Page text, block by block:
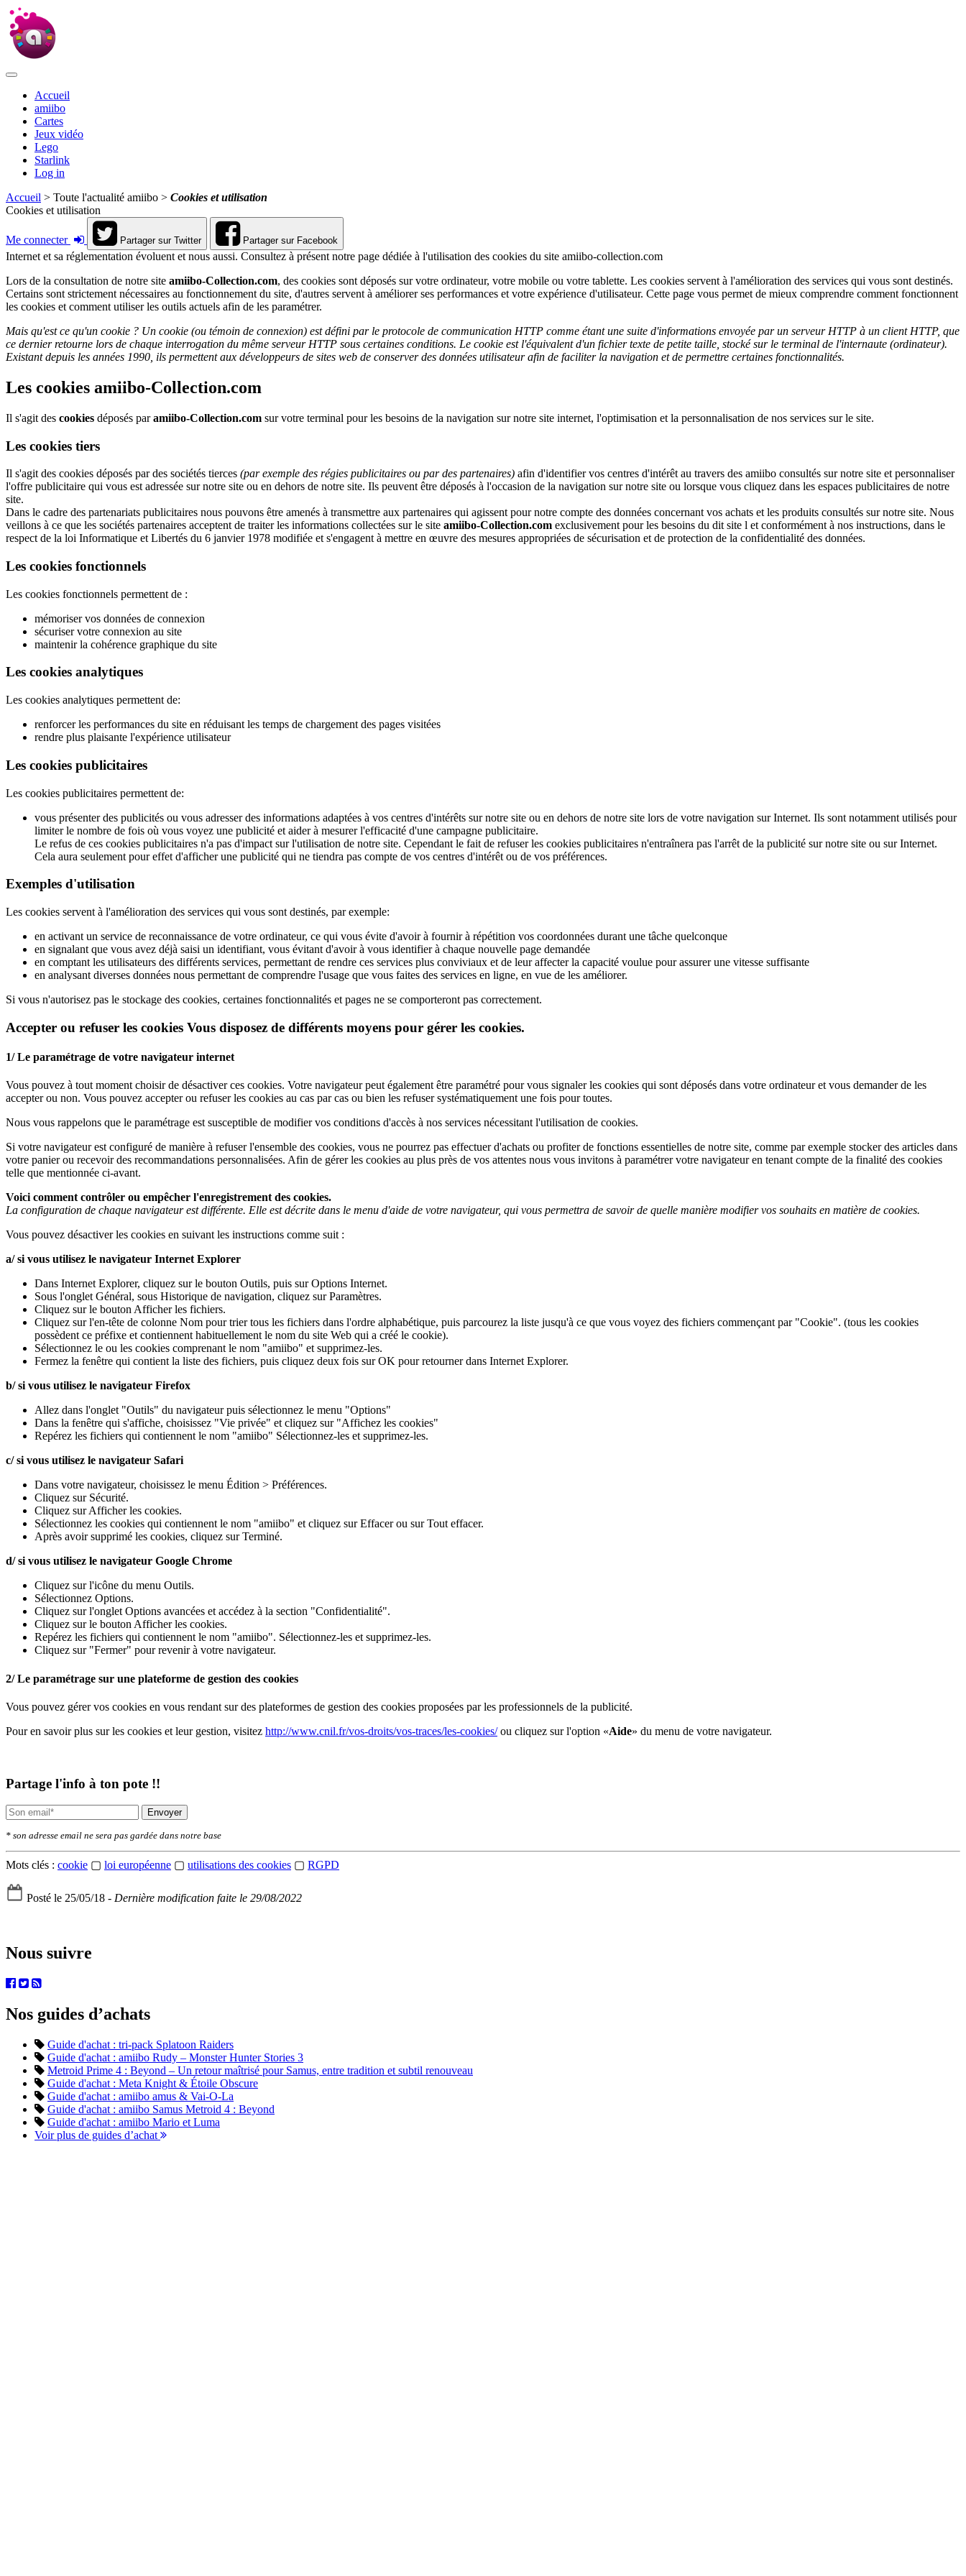
Accueil
amiibo
Cartes
Jeux vidéo
Lego
Starlink
Log in
Accueil > Toute l'actualité amiibo > Cookies et utilisation
Cookies et utilisation
Me connecter Partager sur Twitter Partager sur Facebook
Internet et sa réglementation évoluent et nous aussi. Consultez à présent notre page dédiée à l'utilisation des cookies du site amiibo-collection.com
Lors de la consultation de notre site amiibo-Collection.com, des cookies sont déposés sur votre ordinateur, votre mobile ou votre tablette. Les cookies servent à l'amélioration des services qui vous sont destinés.
Certains sont strictement nécessaires au fonctionnement du site, d'autres servent à améliorer ses performances et votre expérience d'utilisateur. Cette page vous permet de mieux comprendre comment fonctionnent
les cookies et comment utiliser les outils actuels afin de les paramétrer.
Mais qu'est ce qu'un cookie ? Un cookie (ou témoin de connexion) est défini par le protocole de communication HTTP comme étant une suite d'informations envoyée par un serveur HTTP à un client HTTP, que
ce dernier retourne lors de chaque interrogation du même serveur HTTP sous certaines conditions. Le cookie est l'équivalent d'un fichier texte de petite taille, stocké sur le terminal de l'internaute (ordinateur).
Existant depuis les années 1990, ils permettent aux développeurs de sites web de conserver des données utilisateur afin de faciliter la navigation et de permettre certaines fonctionnalités.
Les cookies amiibo-Collection.com
Il s'agit des cookies déposés paramiibo-Collection.com sur votre terminal pour les besoins de la navigation sur notre site internet, l'optimisation et la personnalisation de nos services sur le site.
Les cookies tiers
Il s'agit des cookies déposés par des sociétés tierces (par exemple des régies publicitaires ou par des partenaires) afin d'identifier vos centres d'intérêt au travers des amiibo consultés sur notre site et personnaliser
l'offre publicitaire qui vous est adressée sur notre site ou en dehors de notre site. Ils peuvent être déposés à l'occasion de la navigation sur notre site ou lorsque vous cliquez dans les espaces publicitaires de notre
site.
Dans le cadre des partenariats publicitaires nous pouvons être amenés à transmettre aux partenaires qui agissent pour notre compte des données concernant vos achats et les produits consultés sur notre site. Nous
veillons à ce que les sociétés partenaires acceptent de traiter les informations collectées sur le site amiibo-Collection.com exclusivement pour les besoins du dit site l et conformément à nos instructions, dans le
respect de la loi Informatique et Libertés du 6 janvier 1978 modifiée et s'engagent à mettre en œuvre des mesures appropriées de sécurisation et de protection de la confidentialité des données.
Les cookies fonctionnels
Les cookies fonctionnels permettent de :
mémoriser vos données de connexion
sécuriser votre connexion au site
maintenir la cohérence graphique du site
Les cookies analytiques
Les cookies analytiques permettent de:
renforcer les performances du site en réduisant les temps de chargement des pages visitées
rendre plus plaisante l'expérience utilisateur
Les cookies publicitaires
Les cookies publicitaires permettent de:
vous présenter des publicités ou vous adresser des informations adaptées à vos centres d'intérêts sur notre site ou en dehors de notre site lors de votre navigation sur Internet. Ils sont notamment utilisés pour
limiter le nombre de fois où vous voyez une publicité et aider à mesurer l'efficacité d'une campagne publicitaire.
Le refus de ces cookies publicitaires n'a pas d'impact sur l'utilisation de notre site. Cependant le fait de refuser les cookies publicitaires n'entraînera pas l'arrêt de la publicité sur notre site ou sur Internet.
Cela aura seulement pour effet d'afficher une publicité qui ne tiendra pas compte de vos centres d'intérêt ou de vos préférences.
Exemples d'utilisation
Les cookies servent à l'amélioration des services qui vous sont destinés, par exemple:
en activant un service de reconnaissance de votre ordinateur, ce qui vous évite d'avoir à fournir à répétition vos coordonnées durant une tâche quelconque
en signalant que vous avez déjà saisi un identifiant, vous évitant d'avoir à vous identifier à chaque nouvelle page demandée
en comptant les utilisateurs des différents services, permettant de rendre ces services plus conviviaux et de leur affecter la capacité voulue pour assurer une vitesse suffisante
en analysant diverses données nous permettant de comprendre l'usage que vous faites des services en ligne, en vue de les améliorer.
Si vous n'autorisez pas le stockage des cookies, certaines fonctionnalités et pages ne se comporteront pas correctement.
Accepter ou refuser les cookies Vous disposez de différents moyens pour gérer les cookies.
1/ Le paramétrage de votre navigateur internet
Vous pouvez à tout moment choisir de désactiver ces cookies. Votre navigateur peut également être paramétré pour vous signaler les cookies qui sont déposés dans votre ordinateur et vous demander de les
accepter ou non. Vous pouvez accepter ou refuser les cookies au cas par cas ou bien les refuser systématiquement une fois pour toutes.
Nous vous rappelons que le paramétrage est susceptible de modifier vos conditions d'accès à nos services nécessitant l'utilisation de cookies.
Si votre navigateur est configuré de manière à refuser l'ensemble des cookies, vous ne pourrez pas effectuer d'achats ou profiter de fonctions essentielles de notre site, comme par exemple stocker des articles dans
votre panier ou recevoir des recommandations personnalisées. Afin de gérer les cookies au plus près de vos attentes nous vous invitons à paramétrer votre navigateur en tenant compte de la finalité des cookies
telle que mentionnée ci-avant.
Voici comment contrôler ou empêcher l'enregistrement des cookies.
La configuration de chaque navigateur est différente. Elle est décrite dans le menu d'aide de votre navigateur, qui vous permettra de savoir de quelle manière modifier vos souhaits en matière de cookies.
Vous pouvez désactiver les cookies en suivant les instructions comme suit :
a/ si vous utilisez le navigateur Internet Explorer
Dans Internet Explorer, cliquez sur le bouton Outils, puis sur Options Internet.
Sous l'onglet Général, sous Historique de navigation, cliquez sur Paramètres.
Cliquez sur le bouton Afficher les fichiers.
Cliquez sur l'en-tête de colonne Nom pour trier tous les fichiers dans l'ordre alphabétique, puis parcourez la liste jusqu'à ce que vous voyez des fichiers commençant par "Cookie". (tous les cookies
possèdent ce préfixe et contiennent habituellement le nom du site Web qui a créé le cookie).
Sélectionnez le ou les cookies comprenant le nom "amiibo" et supprimez-les.
Fermez la fenêtre qui contient la liste des fichiers, puis cliquez deux fois sur OK pour retourner dans Internet Explorer.
b/ si vous utilisez le navigateur Firefox
Allez dans l'onglet "Outils" du navigateur puis sélectionnez le menu "Options"
Dans la fenêtre qui s'affiche, choisissez "Vie privée" et cliquez sur "Affichez les cookies"
Repérez les fichiers qui contiennent le nom "amiibo" Sélectionnez-les et supprimez-les.
c/ si vous utilisez le navigateur Safari
Dans votre navigateur, choisissez le menu Édition > Préférences.
Cliquez sur Sécurité.
Cliquez sur Afficher les cookies.
Sélectionnez les cookies qui contiennent le nom "amiibo" et cliquez sur Effacer ou sur Tout effacer.
Après avoir supprimé les cookies, cliquez sur Terminé.
d/ si vous utilisez le navigateur Google Chrome
Cliquez sur l'icône du menu Outils.
Sélectionnez Options.
Cliquez sur l'onglet Options avancées et accédez à la section "Confidentialité".
Cliquez sur le bouton Afficher les cookies.
Repérez les fichiers qui contiennent le nom "amiibo". Sélectionnez-les et supprimez-les.
Cliquez sur "Fermer" pour revenir à votre navigateur.
2/ Le paramétrage sur une plateforme de gestion des cookies
Vous pouvez gérer vos cookies en vous rendant sur des plateformes de gestion des cookies proposées par les professionnels de la publicité.
Pour en savoir plus sur les cookies et leur gestion, visitez http://www.cnil.fr/vos-droits/vos-traces/les-cookies/ou cliquez sur l'option «Aide» du menu de votre navigateur.
Partage l'info à ton pote !!
Envoyer
* son adresse email ne sera pas gardée dans notre base
Mots clés : cookie ▢ loi européenne ▢ utilisations des cookies ▢ RGPD
Posté le 25/05/18 - Dernière modification faite le 29/08/2022
Nous suivre
Nos guides d’achats
Guide d'achat : tri-pack Splatoon Raiders
Guide d'achat : amiibo Rudy – Monster Hunter Stories 3
Metroid Prime 4 : Beyond – Un retour maîtrisé pour Samus, entre tradition et subtil renouveau
Guide d'achat : Meta Knight & Étoile Obscure
Guide d'achat : amiibo amus & Vai-O-La
Guide d'achat : amiibo Samus Metroid 4 : Beyond
Guide d'achat : amiibo Mario et Luma
Voir plus de guides d’achat